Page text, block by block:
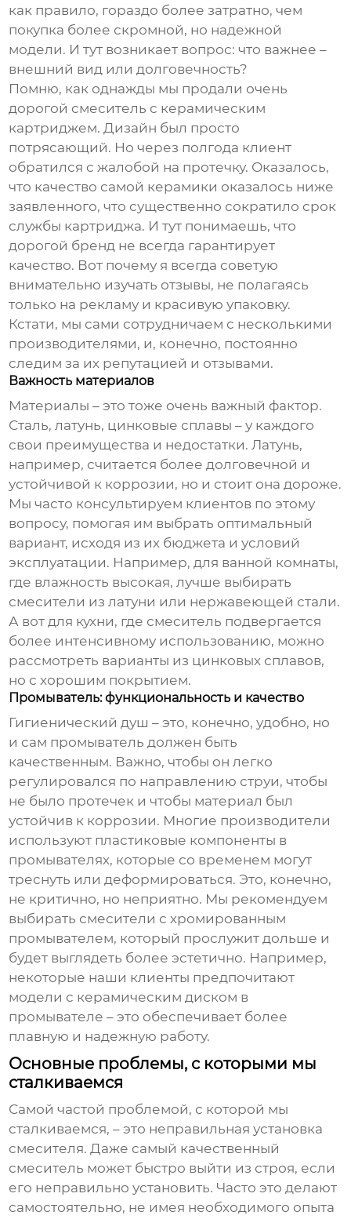
как правило, гораздо более затратно, чем
покупка более скромной, но надежной
модели. И тут возникает вопрос: что важнее –
внешний вид или долговечность?
Помню, как однажды мы продали очень
дорогой смеситель с керамическим
картриджем. Дизайн был просто
потрясающий. Но через полгода клиент
обратился с жалобой на протечку. Оказалось,
что качество самой керамики оказалось ниже
заявленного, что существенно сократило срок
службы картриджа. И тут понимаешь, что
дорогой бренд не всегда гарантирует
качество. Вот почему я всегда советую
внимательно изучать отзывы, не полагаясь
только на рекламу и красивую упаковку.
Кстати, мы сами сотрудничаем с несколькими
производителями, и, конечно, постоянно
следим за их репутацией и отзывами.
Важность материалов
Материалы – это тоже очень важный фактор.
Сталь, латунь, цинковые сплавы – у каждого
свои преимущества и недостатки. Латунь,
например, считается более долговечной и
устойчивой к коррозии, но и стоит она дороже.
Мы часто консультируем клиентов по этому
вопросу, помогая им выбрать оптимальный
вариант, исходя из их бюджета и условий
эксплуатации. Например, для ванной комнаты,
где влажность высокая, лучше выбирать
смесители из латуни или нержавеющей стали.
А вот для кухни, где смеситель подвергается
более интенсивному использованию, можно
рассмотреть варианты из цинковых сплавов,
но с хорошим покрытием.
Промыватель: функциональность и качество
Гигиенический душ – это, конечно, удобно, но
и сам промыватель должен быть
качественным. Важно, чтобы он легко
регулировался по направлению струи, чтобы
не было протечек и чтобы материал был
устойчив к коррозии. Многие производители
используют пластиковые компоненты в
промывателях, которые со временем могут
треснуть или деформироваться. Это, конечно,
не критично, но неприятно. Мы рекомендуем
выбирать смесители с хромированным
промывателем, который прослужит дольше и
будет выглядеть более эстетично. Например,
некоторые наши клиенты предпочитают
модели с керамическим диском в
промывателе – это обеспечивает более
плавную и надежную работу.
Основные проблемы, с которыми мы
сталкиваемся
Самой частой проблемой, с которой мы
сталкиваемся, – это неправильная установка
смесителя. Даже самый качественный
смеситель может быстро выйти из строя, если
его неправильно установить. Часто это делают
самостоятельно, не имея необходимого опыта